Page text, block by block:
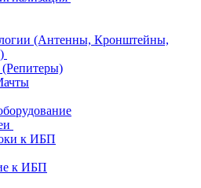
(Антенны, Кронштейны,
(Репитеры)
к ИБП
к ИБП